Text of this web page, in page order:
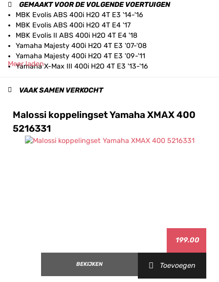
GEMAAKT VOOR DE VOLGENDE VOERTUIGEN
MBK Evolis ABS 400i H2O 4T E3 '14-'16
MBK Evolis ABS 400i H2O 4T E4 '17
MBK Evolis II ABS 400i H2O 4T E4 '18
Yamaha Majesty 400i H2O 4T E3 '07-'08
Yamaha Majesty 400i H2O 4T E3 '09-'11
Yamaha X-Max III 400i H2O 4T E3 '13-'16
Yamaha X-Max III ABS 400i H2O 4T E4 '17
Meer laden
VAAK SAMEN VERKOCHT
Malossi koppelingset Yamaha XMAX 400
5216331
199.00
BEKIJKEN Toevoegen